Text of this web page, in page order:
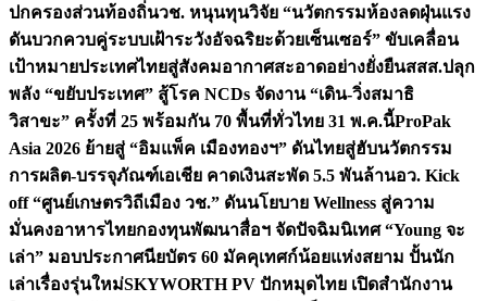
ปกครองส่วนท้องถิ่นวช. หนุนทุนวิจัย “นวัตกรรมห้องลดฝุ่นแรง
ดันบวกควบคู่ระบบเฝ้าระวังอัจฉริยะด้วยเซ็นเซอร์” ขับเคลื่อน
เป้าหมายประเทศไทยสู่สังคมอากาศสะอาดอย่างยั่งยืนสสส.ปลุก
พลัง “ขยับประเทศ” สู้โรค NCDs จัดงาน “เดิน-วิ่งสมาธิ
วิสาขะ” ครั้งที่ 25 พร้อมกัน 70 พื้นที่ทั่วไทย 31 พ.ค.นี้ProPak
Asia 2026 ย้ายสู่ “อิมแพ็ค เมืองทองฯ” ดันไทยสู่ฮับนวัตกรรม
การผลิต-บรรจุภัณฑ์เอเชีย คาดเงินสะพัด 5.5 พันล้านอว. Kick
off “ศูนย์เกษตรวิถีเมือง วช.” ดันนโยบาย Wellness สู่ความ
มั่นคงอาหารไทยกองทุนพัฒนาสื่อฯ จัดปัจฉิมนิเทศ “Young จะ
เล่า” มอบประกาศนียบัตร 60 มัคคุเทศก์น้อยแห่งสยาม ปั้นนัก
เล่าเรื่องรุ่นใหม่SKYWORTH PV ปักหมุดไทย เปิดสำนักงาน